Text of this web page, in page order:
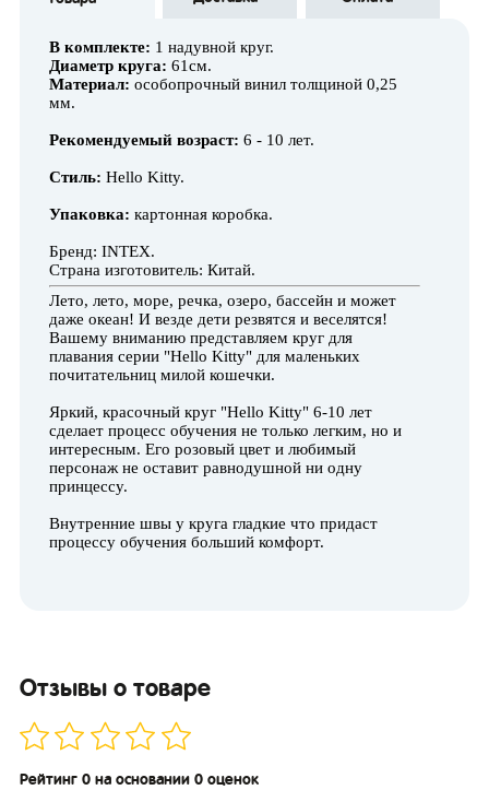
В комплекте: 1 надувной круг.
Диаметр круга: 61см.
Материал: особопрочный винил толщиной 0,25
мм.
Рекомендуемый возраст: 6 - 10 лет.
Стиль: Hello Kitty.
Упаковка: картонная коробка.
Бренд: INTEX.
Страна изготовитель: Китай.
Лето, лето, море, речка, озеро, бассейн и может
даже океан! И везде дети резвятся и веселятся!
Вашему вниманию представляем круг для
плавания серии "Hello Kitty" для маленьких
почитательниц милой кошечки.
Яркий, красочный круг "Hello Kitty" 6-10 лет
сделает процесс обучения не только легким, но и
интересным. Его розовый цвет и любимый
персонаж не оставит равнодушной ни одну
принцессу.
Внутренние швы у круга гладкие что придаст
процессу обучения больший комфорт.
Отзывы о товаре
Рейтинг 0 на основании 0 оценок